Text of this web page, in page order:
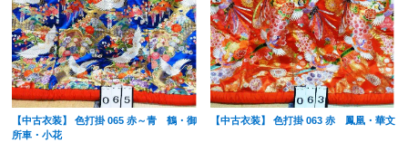
【中古衣装】 色打掛 065 赤～青 鶴・御
所車・小花
【中古衣装】 色打掛 063 赤 鳳凰・華文